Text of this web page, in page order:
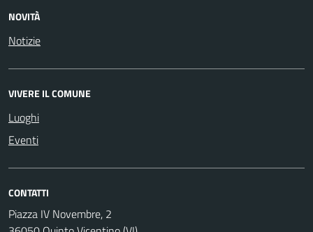
NOVITÀ
Notizie
VIVERE IL COMUNE
Luoghi
Eventi
CONTATTI
Piazza IV Novembre, 2